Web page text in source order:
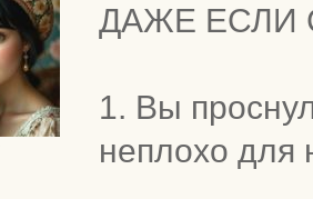
ДАЖЕ ЕСЛИ
1. Вы
неплохо для